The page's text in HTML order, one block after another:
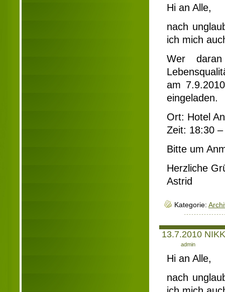
Hi an Alle,
nach
ich mich
Wer
am
eingeladen.
Ort: Hotel
Zeit: 18:30
Bitte um
Herzliche
Astrid
Kategorie:
13.7.2010
admin
Hi an Alle,
nach